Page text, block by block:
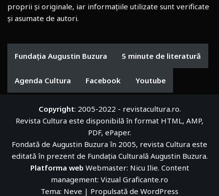
proprii și originale, iar informațiile utilizate sunt verificate
și asumate de autori.
Fundația Augustin Buzura 5 minute de literatură
Agenda Cultura Facebook Youtube
Copyright: 2005-2022 - revistacultura.ro.
Revista Cultura este disponibilă în format HTML, AMP,
PDF, ePaper.
Fondată de Augustin Buzura în 2005, revista Cultura este
editată în prezent de Fundația Culturală Augustin Buzura.
Platforma web Webmaster: Nicu Ilie. Content
management: Vizual Graficante.ro
Tema: Neve | Propulsată de WordPress